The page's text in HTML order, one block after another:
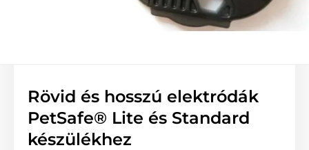
Rövid és hosszú elektródák
PetSafe® Lite és Standard
készülékhez